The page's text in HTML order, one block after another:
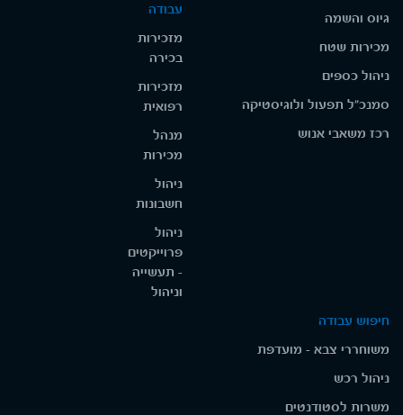
גיוס והשמה
מכירות שטח
ניהול כספים
סמנכ"ל תפעול ולוגיסטיקה
רכז משאבי אנוש
עבודה
מזכירות
בכירה
מזכירות
רפואית
מנהל
מכירות
ניהול
חשבונות
ניהול
פרוייקטים
- תעשייה
וניהול
חיפוש עבודה
משוחררי צבא - מועדפת
ניהול רכש
משרות לסטודנטים